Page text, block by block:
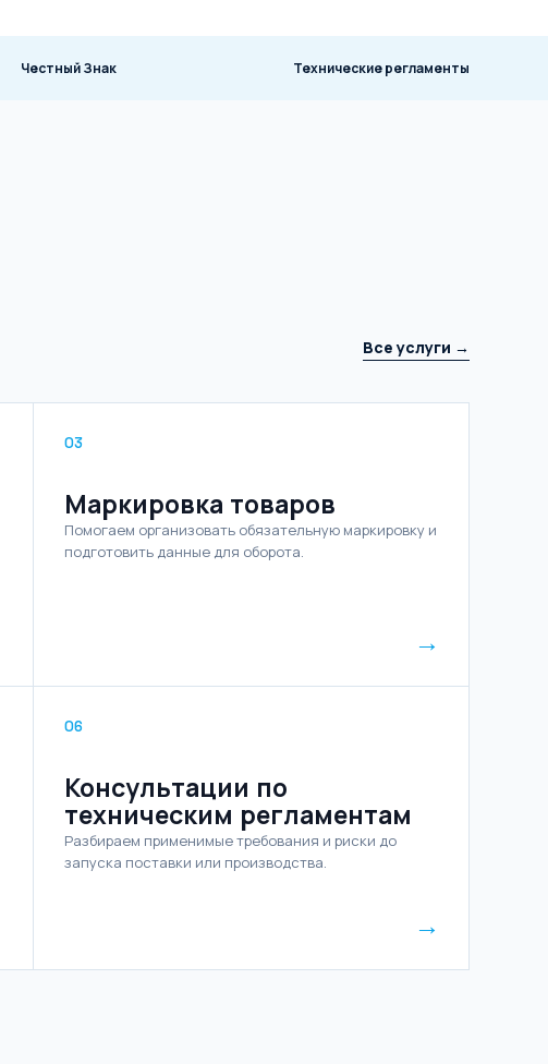
Честный Знак Технические регламенты
Все услуги →
03
Маркировка товаров
Помогаем организовать обязательную маркировку и
подготовить данные для оборота.
→
06
Консультации по
техническим регламентам
Разбираем применимые требования и риски до
запуска поставки или производства.
→